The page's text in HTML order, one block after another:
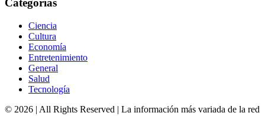
Categorías
Ciencia
Cultura
Economía
Entretenimiento
General
Salud
Tecnología
© 2026 | All Rights Reserved | La información más variada de la red